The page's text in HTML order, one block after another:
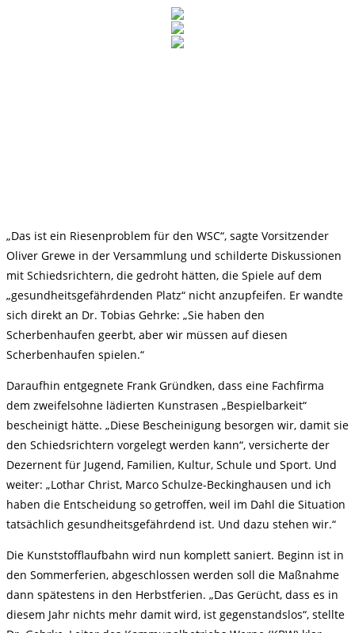
„Das ist ein Riesenproblem für den WSC“, sagte Vorsitzender
Oliver Grewe in der Versammlung und schilderte Diskussionen
mit Schiedsrichtern, die gedroht hätten, die Spiele auf dem
„gesundheitsgefährdenden Platz“ nicht anzupfeifen. Er wandte
sich direkt an Dr. Tobias Gehrke: „Sie haben den
Scherbenhaufen geerbt, aber wir müssen auf diesen
Scherbenhaufen spielen.“
Daraufhin entgegnete Frank Gründken, dass eine Fachfirma
dem zweifelsohne lädierten Kunstrasen „Bespielbarkeit“
bescheinigt hätte. „Diese Bescheinigung besorgen wir, damit sie
den Schiedsrichtern vorgelegt werden kann“, versicherte der
Dezernent für Jugend, Familien, Kultur, Schule und Sport. Und
weiter: „Lothar Christ, Marco Schulze-Beckinghausen und ich
haben die Entscheidung so getroffen, weil im Dahl die Situation
tatsächlich gesundheitsgefährdend ist. Und dazu stehen wir.“
Die Kunststofflaufbahn wird nun komplett saniert. Beginn ist in
den Sommerferien, abgeschlossen werden soll die Maßnahme
dann spätestens in den Herbstferien. „Das Gerücht, dass es in
diesem Jahr nichts mehr damit wird, ist gegenstandslos“, stellte